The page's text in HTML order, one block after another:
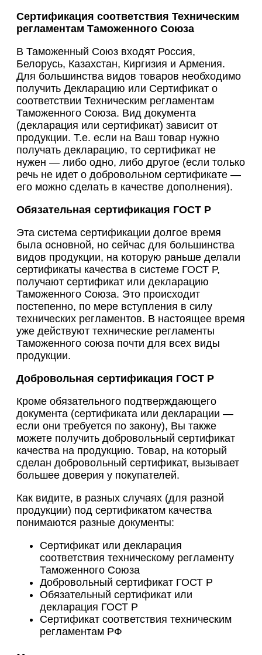
Сертификация соответствия Техническим
регламентам Таможенного Союза
В Таможенный Союз входят Россия,
Белорусь, Казахстан, Киргизия и Армения.
Для большинства видов товаров необходимо
получить Декларацию или Сертификат о
соответствии Техническим регламентам
Таможенного Союза. Вид документа
(декларация или сертификат) зависит от
продукции. Т.е. если на Ваш товар нужно
получать декларацию, то сертификат не
нужен — либо одно, либо другое (если только
речь не идет о добровольном сертификате —
его можно сделать в качестве дополнения).
Обязательная сертификация ГОСТ Р
Эта система сертификации долгое время
была основной, но сейчас для большинства
видов продукции, на которую раньше делали
сертификаты качества в системе ГОСТ Р,
получают сертификат или декларацию
Таможенного Союза. Это происходит
постепенно, по мере вступления в силу
технических регламентов. В настоящее время
уже действуют технические регламенты
Таможенного союза почти для всех виды
продукции.
Добровольная сертификация ГОСТ Р
Кроме обязательного подтверждающего
документа (сертификата или декларации —
если они требуется по закону), Вы также
можете получить добровольный сертификат
качества на продукцию. Товар, на который
сделан добровольный сертификат, вызывает
большее доверия у покупателей.
Как видите, в разных случаях (для разной
продукции) под сертификатом качества
понимаются разные документы:
Сертификат или декларация
соответствия техническому регламенту
Таможенного Союза
Добровольный сертификат ГОСТ Р
Обязательный сертификат или
декларация ГОСТ Р
Сертификат соответствия техническим
регламентам РФ